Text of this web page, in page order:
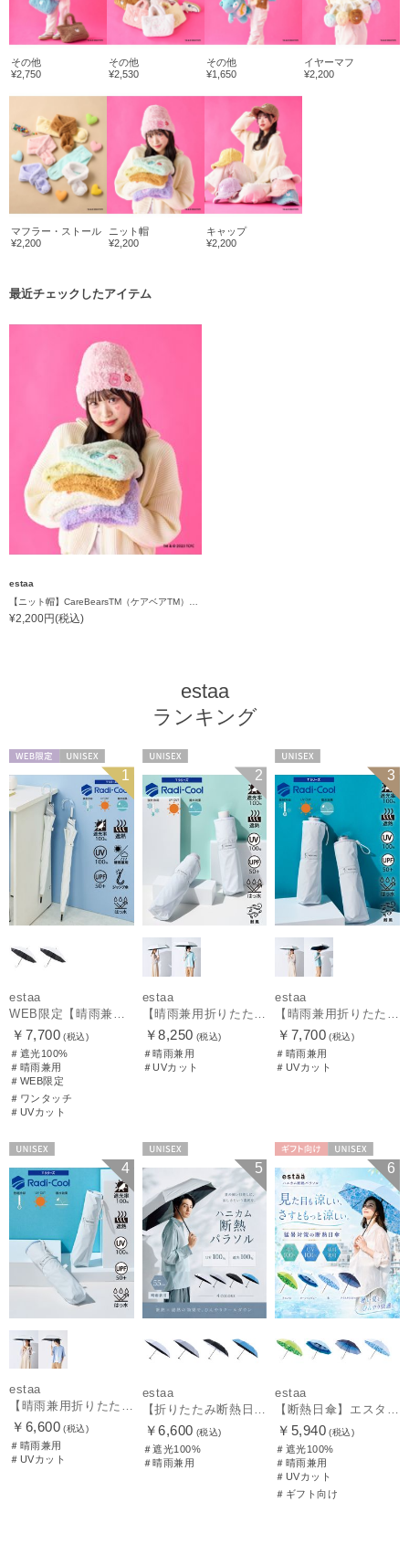
その他
¥2,750
その他
¥2,530
その他
¥1,650
イヤーマフ
¥2,200
マフラー・ストール
¥2,200
ニット帽
¥2,200
キャップ
¥2,200
最近チェックしたアイテム
estaa
【ニット帽】CareBearsTM（ケアベアTM） ボリュームヘアリーワッチ
¥2,200円(税込)
estaa
ランキング
1
estaa
￥7,700 (税込)
＃遮光100%
＃晴雨兼用
＃WEB限定
＃ワンタッチ
＃UVカット
2
estaa
￥8,250 (税込)
＃晴雨兼用
＃UVカット
3
estaa
￥7,700 (税込)
＃晴雨兼用
＃UVカット
4
estaa
【晴雨兼用折りたたみ日傘】エスタ(estaa)REIKYAKUパラソル 50㎝ 世界初の放射冷却素材ラディクール 遮光100 UV100
￥6,600 (税込)
＃晴雨兼用
＃UVカット
5
estaa
【折りたたみ断熱日傘】エスタ (estaa) ハニカム断熱パラソル 55㎝ 折りたたみ傘 晴雨兼用 遮光100 UV100
￥6,600 (税込)
＃遮光100%
＃晴雨兼用
UNISEX 6
estaa
【断熱日傘】エスタ (estaa) ハニカム断熱パラソル 晴雨兼用 遮光100 UV100
￥5,940 (税込)
＃遮光100%
＃晴雨兼用
＃UVカット
＃ギフト向け